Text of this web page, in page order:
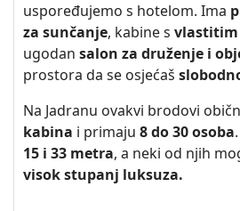
uspoređujemo s hotelom. Ima
za sunčanje, kabine s vlastitim
ugodan salon za druženje i
prostora da se osjećaš
Na Jadranu ovakvi brodovi
kabina i primaju 8 do 30 osoba
15 i 33 metra, a neki od njih
visok stupanj luksuza.